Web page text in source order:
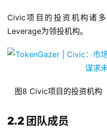
Civic项目的投资机构诸
Leverage为领投机构。
图8 Civic项目的投资机构
2.2 团队成员